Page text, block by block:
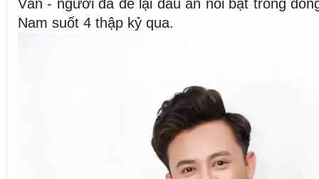
Vân - người đã để lại dấu ấn nổi bật trong
Nam suốt 4 thập kỷ qua.